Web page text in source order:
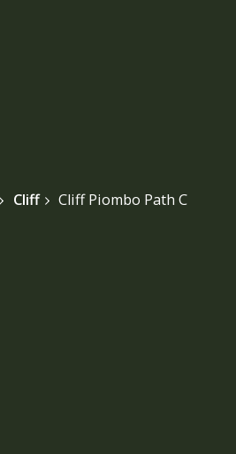
Cliff Cliff Piombo Path C